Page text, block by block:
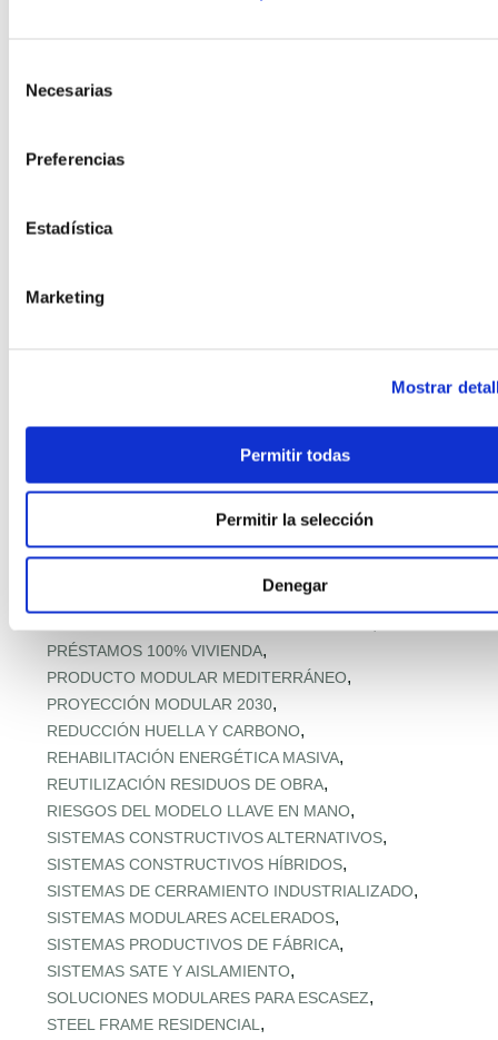
Necesarias
Preferencias
Estadística
Marketing
Mostrar
Permitir todas
Permitir la selección
Denegar
PASSIVHAUS EN ENTORNOS EXTREMOS
PASSIVHAUS PREMIUM
PILOTOS MUNICIPALES MODULAR
PREFABRICACIÓN POST‑DESASTRE
PREFABRICADAS FAMILIARES 2 PLANTAS
PREFABRICADAS LIFESTYLE,
PREFABRICADAS LOW‑COST,
PREFABRICADAS PRECIO RÉCORD,
PREFABRICADO HORMIGÓN RESIDENCIAL
PRÉSTAMOS 100% VIVIENDA,
PRODUCTO MODULAR MEDITERRÁNEO,
PROYECCIÓN MODULAR 2030,
REDUCCIÓN HUELLA Y CARBONO,
REHABILITACIÓN ENERGÉTICA MASIVA,
REUTILIZACIÓN RESIDUOS DE OBRA,
RIESGOS DEL MODELO LLAVE EN MANO,
SISTEMAS CONSTRUCTIVOS ALTERNATIVOS,
SISTEMAS CONSTRUCTIVOS HÍBRIDOS,
SISTEMAS DE CERRAMIENTO INDUSTRIALIZADO,
SISTEMAS MODULARES ACELERADOS,
SISTEMAS PRODUCTIVOS DE FÁBRICA,
SISTEMAS SATE Y AISLAMIENTO,
SOLUCIONES MODULARES PARA ESCASEZ,
STEEL FRAME RESIDENCIAL ,